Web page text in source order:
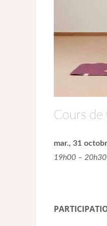
Cours de
mar., 31
19h00 – 20h30